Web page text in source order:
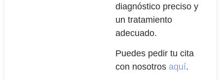
diagnóstico preciso y
un tratamiento
adecuado.
Puedes pedir tu cita
con nosotros aquí.